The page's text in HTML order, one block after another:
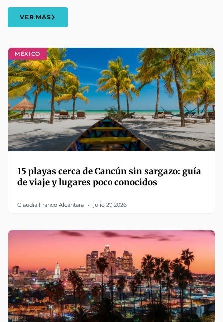
MÉXICO
15 playas cerca de Cancún sin sargazo: guía
de viaje y lugares poco conocidos
Claudia Franco Alcántara julio 27, 2026
VER MÁS